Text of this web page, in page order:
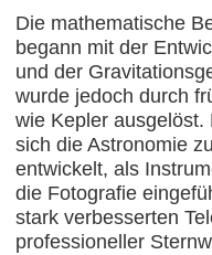
Die mathematische
begann mit der
und der
wurde jedoch durch
wie Kepler
sich die Astronomie
entwickelt, als
die Fotografie
stark verbesserten
professioneller